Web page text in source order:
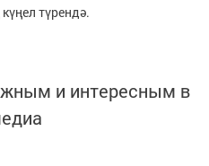
түрендә.
и интересным в